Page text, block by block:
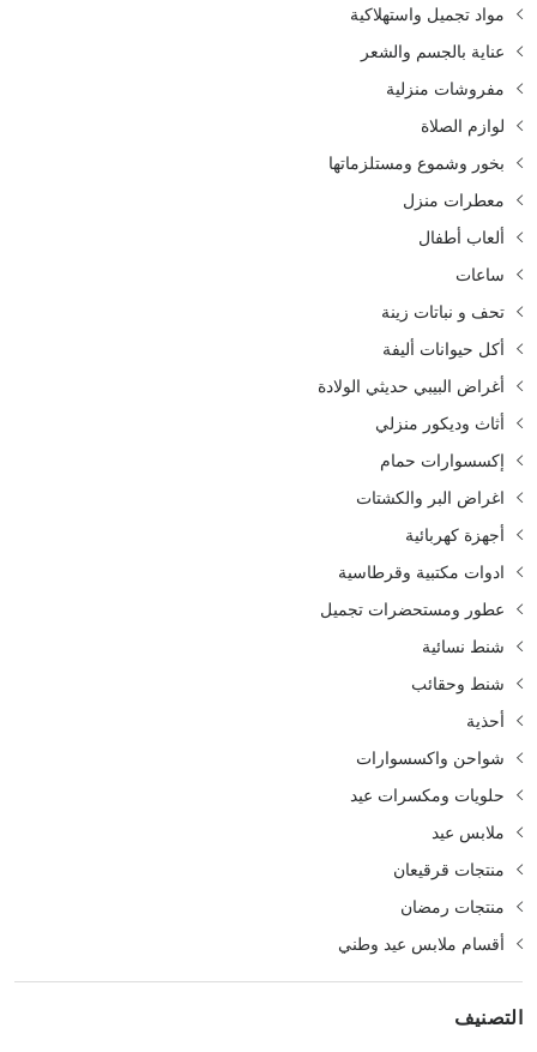
مواد تجميل واستهلاكية
عناية بالجسم والشعر
مفروشات منزلية
لوازم الصلاة
بخور وشموع ومستلزماتها
معطرات منزل
ألعاب أطفال
ساعات
تحف و نباتات زينة
أكل حيوانات أليفة
أغراض البيبي حديثي الولادة
أثاث وديكور منزلي
إكسسوارات حمام
اغراض البر والكشتات
أجهزة كهربائية
ادوات مكتبية وقرطاسية
عطور ومستحضرات تجميل
شنط نسائية
شنط وحقائب
أحذية
شواحن واكسسوارات
حلويات ومكسرات عيد
ملابس عيد
منتجات قرقيعان
منتجات رمضان
أقسام ملابس عيد وطني
التصنيف